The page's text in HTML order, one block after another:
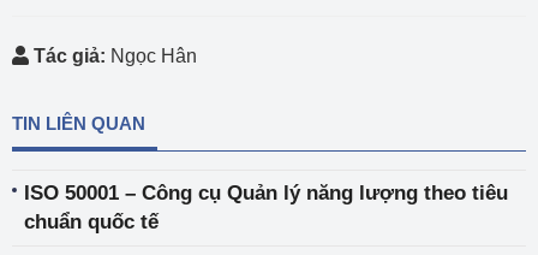
Tác giả: Ngọc Hân
TIN LIÊN QUAN
ISO 50001 – Công cụ Quản lý năng lượng theo tiêu
chuẩn quốc tế